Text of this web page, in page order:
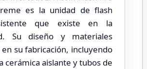
es la unidad de flash
que existe en la
Su diseño y materiales
su fabricación, incluyendo
cerámica aislante y tubos de